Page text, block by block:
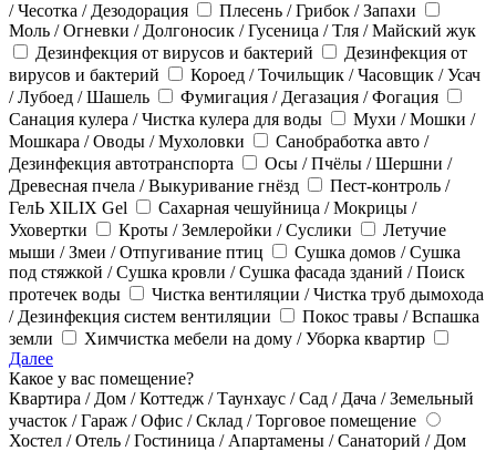
/ Чесотка / Дезодорация
Плесень / Грибок / Запахи
Моль / Огневки / Долгоносик / Гусеница / Тля / Майский жук
Дезинфекция от вирусов и бактерий
Дезинфекция от
вирусов и бактерий
Короед / Точильщик / Часовщик / Усач
/ Лубоед / Шашель
Фумигация / Дегазация / Фогация
Санация кулера / Чистка кулера для воды
Мухи / Мошки /
Мошкара / Оводы / Мухоловки
Санобработка авто /
Дезинфекция автотранспорта
Осы / Пчёлы / Шершни /
Древесная пчела / Выкуривание гнёзд
Пест-контроль /
ГелЬ XILIX Gel
Сахарная чешуйница / Мокрицы /
Уховертки
Кроты / Землеройки / Суслики
Летучие
мыши / Змеи / Отпугивание птиц
Сушка домов / Сушка
под стяжкой / Сушка кровли / Сушка фасада зданий / Поиск
протечек воды
Чистка вентиляции / Чистка труб дымохода
/ Дезинфекция систем вентиляции
Покос травы / Вспашка
земли
Химчистка мебели на дому / Уборка квартир
Далее
Какое у вас помещение?
Квартира / Дом / Коттедж / Таунхаус / Сад / Дача / Земельный
участок / Гараж / Офис / Склад / Торговое помещение
Хостел / Отель / Гостиница / Апартамены / Санаторий / Дом